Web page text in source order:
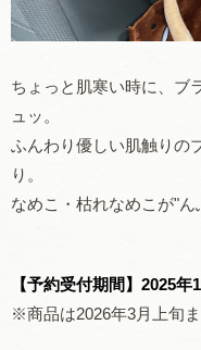
ちょっと肌寒い時に、ブ
ュッ。
ふんわり優しい肌触りの
り。
なめこ・枯れなめこが"ん
【予約受付期間】2025
※商品は2026年3月上旬